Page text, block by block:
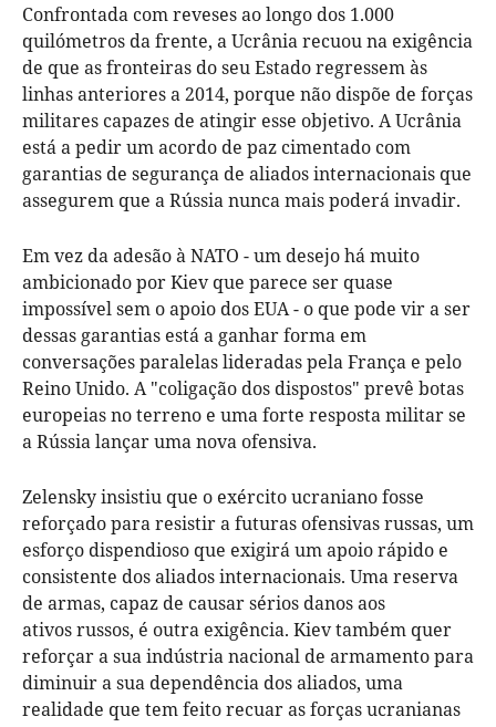
Confrontada com reveses ao longo dos 1.000
quilómetros da frente, a Ucrânia recuou na exigência
de que as fronteiras do seu Estado regressem às
linhas anteriores a 2014, porque não dispõe de forças
militares capazes de atingir esse objetivo. A Ucrânia
está a pedir um acordo de paz cimentado com
garantias de segurança de aliados internacionais que
assegurem que a Rússia nunca mais poderá invadir.
Em vez da adesão à NATO - um desejo há muito
ambicionado por Kiev que parece ser quase
impossível sem o apoio dos EUA - o que pode vir a ser
dessas garantias está a ganhar forma em
conversações paralelas lideradas pela França e pelo
Reino Unido. A "coligação dos dispostos" prevê botas
europeias no terreno e uma forte resposta militar se
a Rússia lançar uma nova ofensiva.
Zelensky insistiu que o exército ucraniano fosse
reforçado para resistir a futuras ofensivas russas, um
esforço dispendioso que exigirá um apoio rápido e
consistente dos aliados internacionais. Uma reserva
de armas, capaz de causar sérios danos aos
ativos russos, é outra exigência. Kiev também quer
reforçar a sua indústria nacional de armamento para
diminuir a sua dependência dos aliados, uma
realidade que tem feito recuar as forças ucranianas